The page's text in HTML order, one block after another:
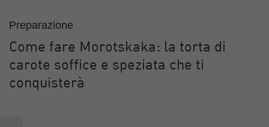
Preparazione
Come fare Morotskaka: la torta di
carote soffice e speziata che ti
conquisterà